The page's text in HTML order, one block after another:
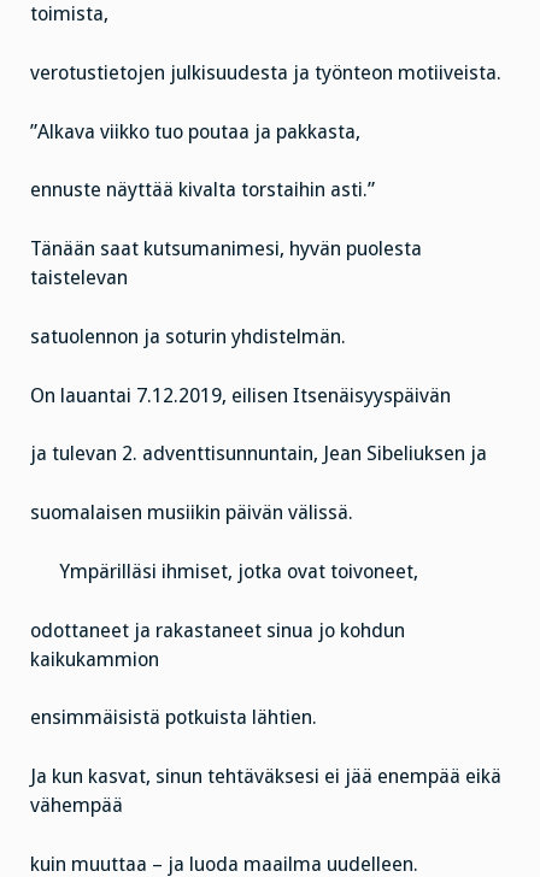
toimista,
verotustietojen julkisuudesta ja työnteon motiiveista.
”Alkava viikko tuo poutaa ja pakkasta,
ennuste näyttää kivalta torstaihin asti.”
Tänään saat kutsumanimesi, hyvän puolesta
taistelevan
satuolennon ja soturin yhdistelmän.
On lauantai 7.12.2019, eilisen Itsenäisyyspäivän
ja tulevan 2. adventtisunnuntain, Jean Sibeliuksen ja
suomalaisen musiikin päivän välissä.
Ympärilläsi ihmiset, jotka ovat toivoneet,
odottaneet ja rakastaneet sinua jo kohdun
kaikukammion
ensimmäisistä potkuista lähtien.
Ja kun kasvat, sinun tehtäväksesi ei jää enempää eikä
vähempää
kuin muuttaa – ja luoda maailma uudelleen.